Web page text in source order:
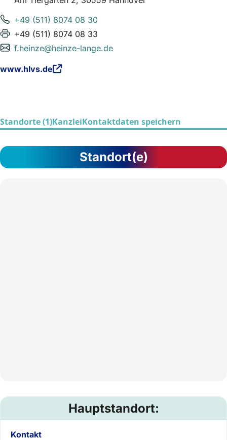
+49 (511) 8074 08 30
+49 (511) 8074 08 33
f.heinze@heinze-lange.de
www.hlvs.de
Standorte (1)KanzleiKontaktdaten speichern
Standort(e)
Hauptstandort:
Kontakt